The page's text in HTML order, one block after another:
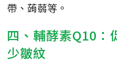
帶、蒟蒻等。
四、輔酵素Q10：
少皺紋